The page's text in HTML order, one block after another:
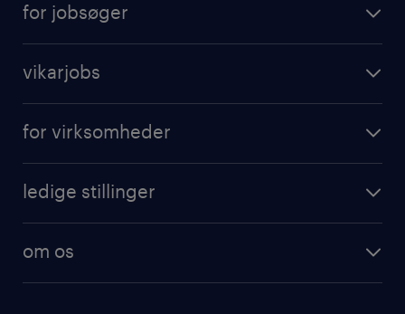
for jobsøger
vikarjobs
for virksomheder
ledige stillinger
om os